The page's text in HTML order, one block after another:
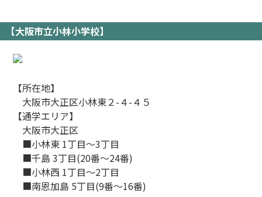
【大阪市立小林小学校】
【所在地】
大阪市大正区小林東２-４-４５
【通学エリア】
大阪市大正区
■小林東 1丁目～3丁目
■千島 3丁目(20番～24番)
■小林西 1丁目～2丁目
■南恩加島 5丁目(9番～16番)